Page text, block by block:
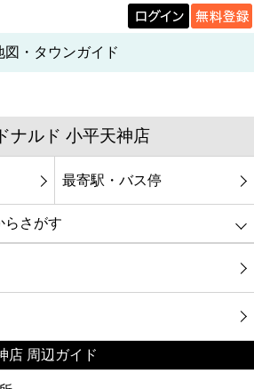
図・タウンガイド
ナルド 小平天神店
最寄駅・バス停
らさがす
店 周辺ガイド